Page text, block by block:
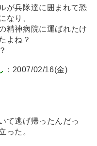
が兵隊達に囲まれて恐
なり、
精神病院に運ばれたけ
よね？
：2007/02/16(金)
て逃げ帰ったんだっ
った。